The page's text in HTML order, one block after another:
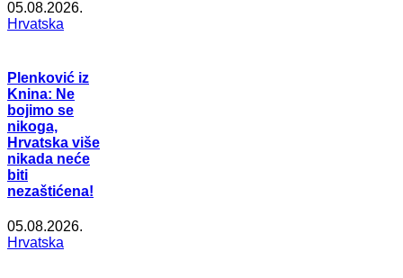
05.08.2026.
Hrvatska
Plenković iz
Knina: Ne
bojimo se
nikoga,
Hrvatska više
nikada neće
biti
nezaštićena!
05.08.2026.
Hrvatska